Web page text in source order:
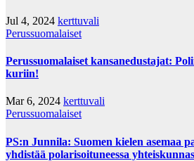
Jul 4, 2024 kerttuvali
Perussuomalaiset
Perussuomalaiset kansanedustajat:
kuriin!
Mar 6, 2024 kerttuvali
Perussuomalaiset
PS:n Junnila: Suomen kielen asemaa
yhdistää polarisoituneessa